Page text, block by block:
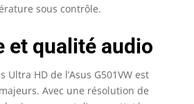
sous contrôle.
et qualité audio
Ultra HD de l’Asus G501VW est
Avec une résolution de